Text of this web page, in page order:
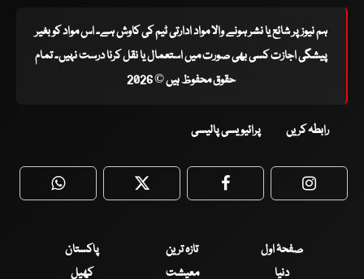
ہم نیوز پر شائع یا نشر ہونے والا مواد ادارتی ٹیم کی کاوش ہے۔ اس مواد کو بغیر
پیشگی اجازت کسی بھی صورت میں استعمال یا نقل کرنا درست نہیں۔ تمام
حقوق محفوظ ہیں © 2026
رابطہ کریں پرائیویسی پالیسی
WhatsApp Twitter Facebook
صفحۂ اول تازہ ترین
پاکستان
دنیا
معیشت
کھیل